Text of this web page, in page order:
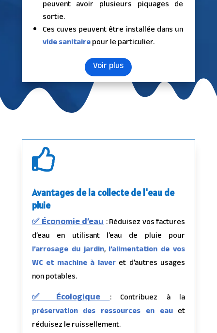
peuvent avoir plusieurs piquages de
sortie.
Ces cuves peuvent être installée dans un
vide sanitairepour le particulier.
Voir plus

Avantages de la collecte de l'eau de
pluie
✅ Économie d’eau : Réduisez vos factures
d’eau en utilisant l’eau de pluie pour
l’arrosage du jardin, l’alimentation de vos
WC et machine à laver et d’autres usages
non potables.
✅ Écologique: Contribuez à la
préservation des ressources en eau et
réduisez le ruissellement.